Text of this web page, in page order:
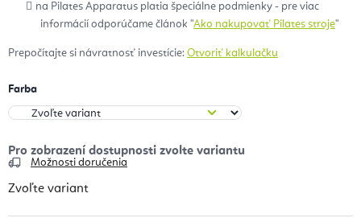
na Pilates Apparatus platia špeciálne podmienky - pre viac
informácií odporúčame článok "Ako nakupovať Pilates stroje"
Prepočítajte si návratnosť investície: Otvoriť kalkulačku
Farba
Možnosti doručenia
Zvoľte variant